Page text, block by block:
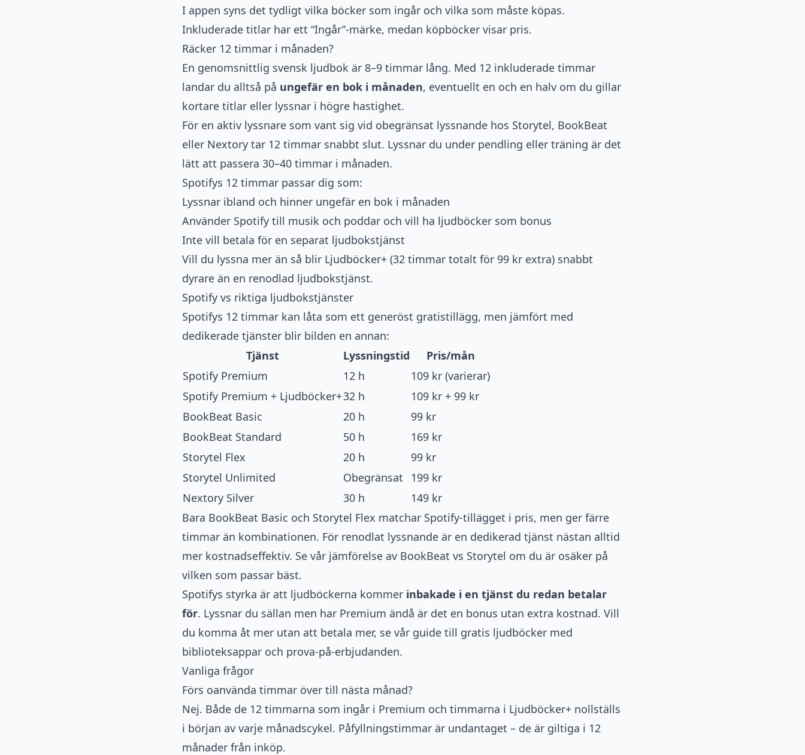
I appen syns det tydligt vilka böcker som ingår och vilka som måste köpas.
Inkluderade titlar har ett “Ingår”-märke, medan köpböcker visar pris.
Räcker 12 timmar i månaden?
En genomsnittlig svensk ljudbok är 8–9 timmar lång. Med 12 inkluderade timmar
landar du alltså på ungefär en bok i månaden, eventuellt en och en halv om du gillar
kortare titlar eller lyssnar i högre hastighet.
För en aktiv lyssnare som vant sig vid obegränsat lyssnande hos Storytel, BookBeat
eller Nextory tar 12 timmar snabbt slut. Lyssnar du under pendling eller träning är det
lätt att passera 30–40 timmar i månaden.
Spotifys 12 timmar passar dig som:
Lyssnar ibland och hinner ungefär en bok i månaden
Använder Spotify till musik och poddar och vill ha ljudböcker som bonus
Inte vill betala för en separat ljudbokstjänst
Vill du lyssna mer än så blir Ljudböcker+ (32 timmar totalt för 99 kr extra) snabbt
dyrare än en renodlad ljudbokstjänst.
Spotify vs riktiga ljudbokstjänster
Spotifys 12 timmar kan låta som ett generöst gratistillägg, men jämfört med
dedikerade tjänster blir bilden en annan:
Tjänst
Lyssningstid
Pris/mån
Spotify Premium
12 h
109 kr (varierar)
Spotify Premium + Ljudböcker+32 h
109 kr + 99 kr
BookBeat Basic
20 h
99 kr
BookBeat Standard
50 h
169 kr
Storytel Flex
20 h
99 kr
Storytel Unlimited
Obegränsat
199 kr
Nextory Silver
30 h
149 kr
Bara BookBeat Basic och Storytel Flex matchar Spotify-tillägget i pris, men ger färre
timmar än kombinationen. För renodlat lyssnande är en dedikerad tjänst nästan alltid
mer kostnadseffektiv. Se vår jämförelse av BookBeat vs Storytel om du är osäker på
vilken som passar bäst.
Spotifys styrka är att ljudböckerna kommer inbakade i en tjänst du redan betalar
för. Lyssnar du sällan men har Premium ändå är det en bonus utan extra kostnad. Vill
du komma åt mer utan att betala mer, se vår guide till gratis ljudböcker med
biblioteksappar och prova-på-erbjudanden.
Vanliga frågor
Förs oanvända timmar över till nästa månad?
Nej. Både de 12 timmarna som ingår i Premium och timmarna i Ljudböcker+ nollställs
i början av varje månadscykel. Påfyllningstimmar är undantaget – de är giltiga i 12
månader från inköp.